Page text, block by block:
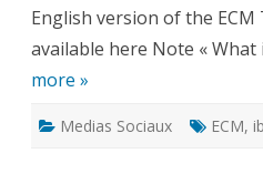
English version of the
available here Note « What
more »
Medias Sociaux ECM,